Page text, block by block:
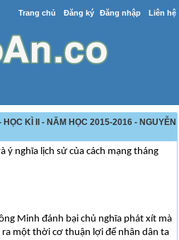
Trang chủ Đăng ký Đăng nhập Liên hệ
KÌ II - NĂM HỌC 2015-2016 - NGUYỄN
ý nghĩa lịch sử của cách mạng tháng
Minh đánh bại chủ nghĩa phát xít mà
một thời cơ thuận lợi để nhân dân ta